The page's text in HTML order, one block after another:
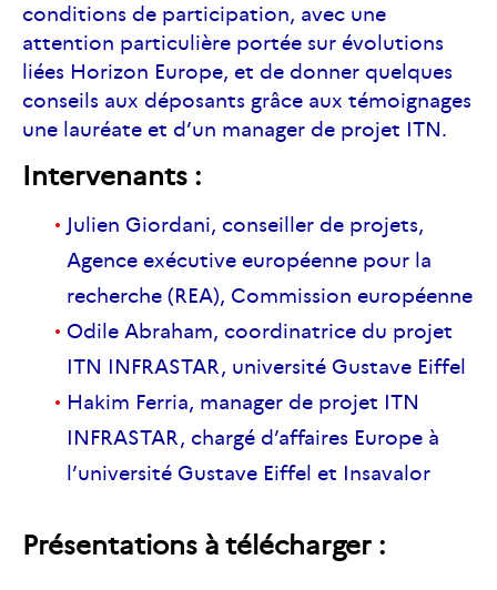
conditions de participation, avec une
attention particulière portée sur évolutions
liées Horizon Europe, et de donner quelques
conseils aux déposants grâce aux témoignages
une lauréate et d’un manager de projet ITN.
Intervenants :
Julien Giordani, conseiller de projets,
Agence exécutive européenne pour la
recherche (REA), Commission européenne
Odile Abraham, coordinatrice du projet
ITN INFRASTAR, université Gustave Eiffel
Hakim Ferria, manager de projet ITN
INFRASTAR, chargé d’affaires Europe à
l’université Gustave Eiffel et Insavalor
Présentations à télécharger :